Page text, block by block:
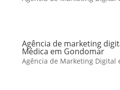
Agência de marketing
Médica em Gondomar
Agência de Marketing Digital